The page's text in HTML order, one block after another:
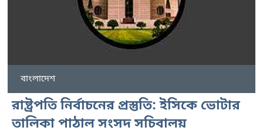
বাংলাদেশ
রাষ্ট্রপতি নির্বাচনের প্রস্তুতি: ইসিকে ভোটার
তালিকা পাঠাল সংসদ সচিবালয়